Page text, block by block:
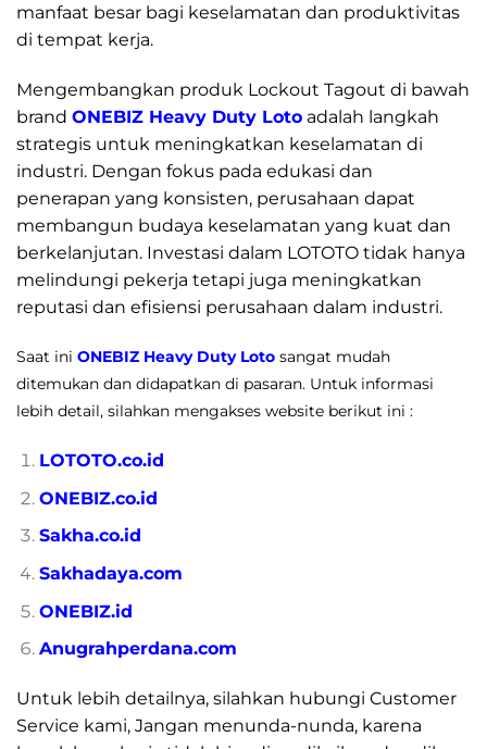
manfaat besar bagi keselamatan dan produktivitas
di tempat kerja.
Mengembangkan produk Lockout Tagout di bawah
brand ONEBIZ Heavy Duty Loto adalah langkah
strategis untuk meningkatkan keselamatan di
industri. Dengan fokus pada edukasi dan
penerapan yang konsisten, perusahaan dapat
membangun budaya keselamatan yang kuat dan
berkelanjutan. Investasi dalam LOTOTO tidak hanya
melindungi pekerja tetapi juga meningkatkan
reputasi dan efisiensi perusahaan dalam industri.
Saat ini ONEBIZ Heavy Duty Loto sangat mudah
ditemukan dan didapatkan di pasaran. Untuk informasi
lebih detail, silahkan mengakses website berikut ini :
LOTOTO.co.id
ONEBIZ.co.id
Sakha.co.id
Sakhadaya.com
ONEBIZ.id
Anugrahperdana.com
Untuk lebih detailnya, silahkan hubungi Customer
Service kami, Jangan menunda-nunda, karena